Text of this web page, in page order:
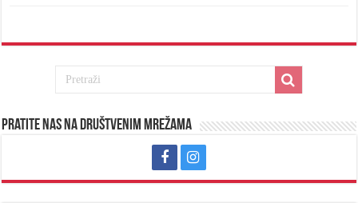
Pratite nas na društvenim mrežama